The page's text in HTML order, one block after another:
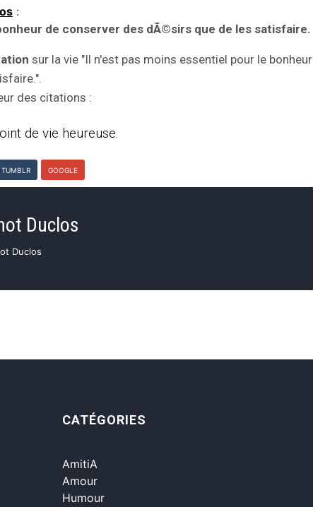
:
de conserver des dÃ©sirs que de les satisfaire.
sur la vie "Il n'est pas moins essentiel pour le bonheur
des citations :
de vie heureuse.
TUMBLR GOOGLE
Duclos
Duclos
CATÉGORIES
AmitiA
Amour
Humour